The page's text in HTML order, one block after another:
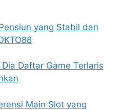
yang Stabil dan
Daftar Game Terlaris
Main Slot yang